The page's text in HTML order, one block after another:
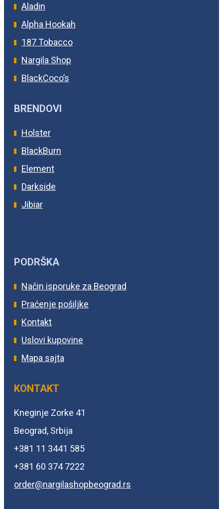
Aladin
Alpha Hookah
187 Tobacco
Nargila Shop
BlackCoco’s
BRENDOVI
Holster
BlackBurn
Element
Darkside
Jibiar
PODRŠKA
Način isporuke za Beograd
Praćenje pošiljke
Kontakt
Uslovi kupovine
Mapa sajta
KONTAKT
Kneginje Zorke 41
Beograd, Srbija
+381 11 3441 585
+381 60 374 7222
order@nargilashopbeograd.rs